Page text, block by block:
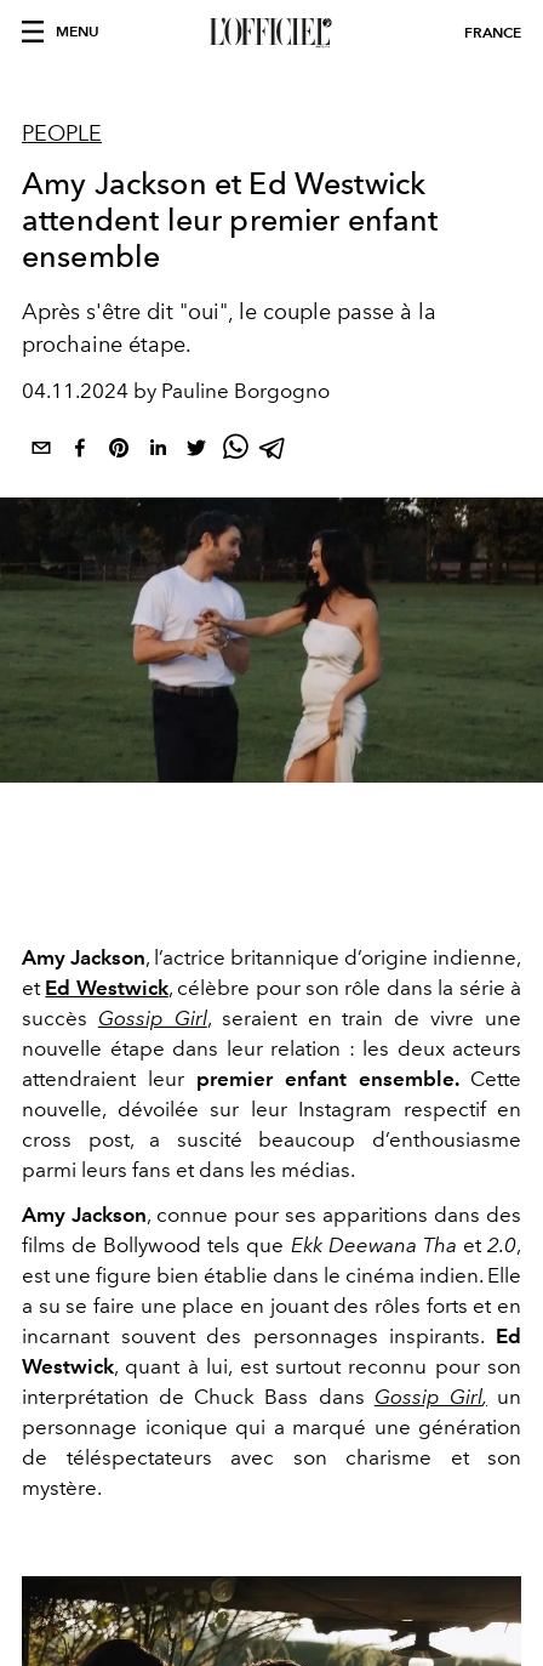
MENU FRANCE
PEOPLE
Amy Jackson et Ed Westwick
attendent leur premier enfant
ensemble
Après s'être dit "oui", le couple passe à la
prochaine étape.
04.11.2024 by Pauline Borgogno
Amy Jackson, l’actrice britannique d’origine indienne,
et Ed Westwick, célèbre pour son rôle dans la série à
succès Gossip Girl, seraient en train de vivre une
nouvelle étape dans leur relation : les deux acteurs
attendraient leur premier enfant ensemble. Cette
nouvelle, dévoilée sur leur Instagram respectif en
cross post, a suscité beaucoup d’enthousiasme
parmi leurs fans et dans les médias.
Amy Jackson, connue pour ses apparitions dans des
films de Bollywood tels que Ekk Deewana Tha et2.0,
est une figure bien établie dans le cinéma indien. Elle
a su se faire une place en jouant des rôles forts et en
incarnant souvent des personnages inspirants. Ed
Westwick, quant à lui, est surtout reconnu pour son
interprétation de Chuck Bass dans Gossip Girl, un
personnage iconique qui a marqué une génération
de téléspectateurs avec son charisme et son
mystère.